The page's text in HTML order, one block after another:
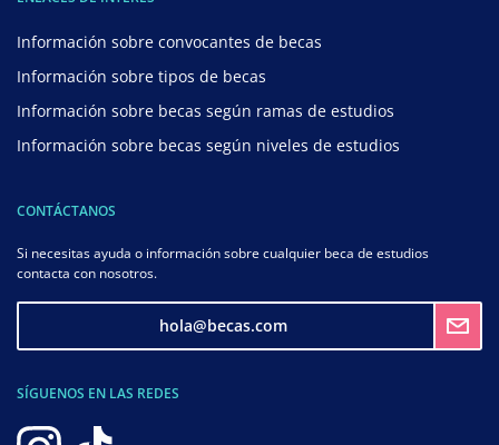
Información sobre convocantes de becas
Información sobre tipos de becas
Información sobre becas según ramas de estudios
Información sobre becas según niveles de estudios
CONTÁCTANOS
Si necesitas ayuda o información sobre cualquier beca de estudios
contacta con nosotros.
hola@becas.com
SÍGUENOS EN LAS REDES